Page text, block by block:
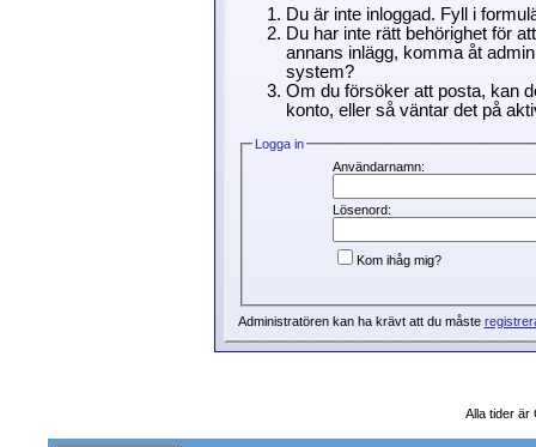
Du är inte inloggad. Fyll i
Du har inte rätt behörighet för
annans inlägg, komma åt
system?
Om du försöker att posta, kan
konto, eller så väntar det på
Logga in
Användarnamn:
Lösenord:
Kom ihåg mig?
Administratören kan ha krävt att du måste
Alla tider är